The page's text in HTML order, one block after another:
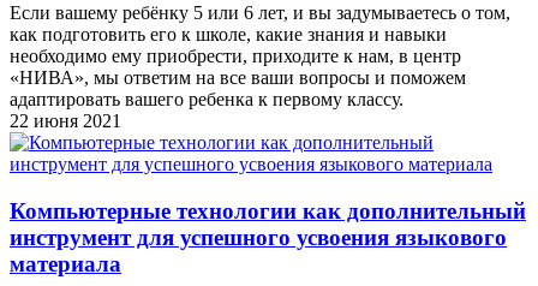
Если вашему ребёнку 5 или 6 лет, и вы задумываетесь о том,
как подготовить его к школе, какие знания и навыки
необходимо ему приобрести, приходите к нам, в центр
«НИВА», мы ответим на все ваши вопросы и поможем
адаптировать вашего ребенка к первому классу.
22 июня 2021
Компьютерные технологии как дополнительный
инструмент для успешного усвоения языкового
материала